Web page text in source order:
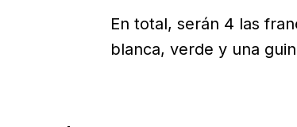
En total, serán 4 las
blanca, verde y una